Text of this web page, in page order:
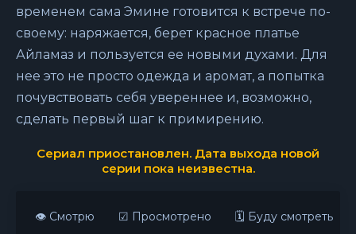
временем сама Эмине готовится к встрече по-
своему: наряжается, берет красное платье
Айламаз и пользуется ее новыми духами. Для
нее это не просто одежда и аромат, а попытка
почувствовать себя увереннее и, возможно,
сделать первый шаг к примирению.
Сериал приостановлен. Дата выхода новой
серии пока неизвестна.
👁 Смотрю ☑ Просмотрено 🗓 Буду смотреть